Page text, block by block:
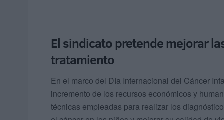
El sindicato pretende mejorar
tratamiento
En el marco del Día Internacional del Cáncer
incremento de los recursos económicos y
técnicas empleadas para realizar los